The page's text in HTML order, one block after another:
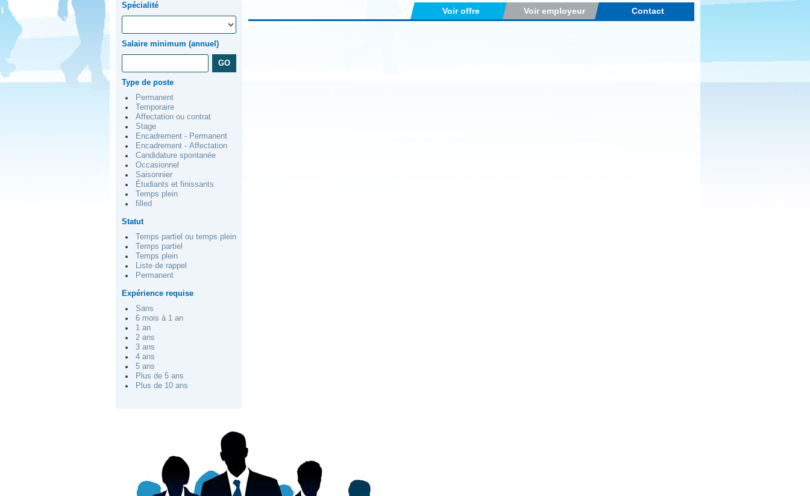
Spécialité
Salaire minimum (annuel)
Type de poste
Permanent
Temporaire
Affectation ou contrat
Stage
Encadrement - Permanent
Encadrement - Affectation
Candidature spontanée
Occasionnel
Saisonnier
Étudiants et finissants
Temps plein
filled
Statut
Temps partiel ou temps plein
Temps partiel
Temps plein
Liste de rappel
Permanent
Expérience requise
Sans
6 mois à 1 an
1 an
2 ans
3 ans
4 ans
5 ans
Plus de 5 ans
Plus de 10 ans
Voir offre Voir employeur Contact